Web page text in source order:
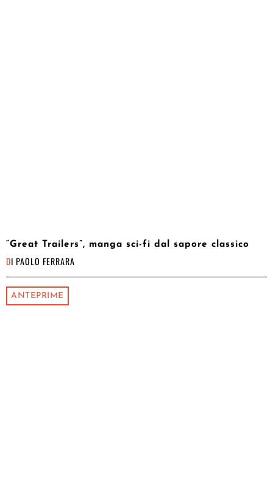
“Great Trailers”, manga sci-fi dal sapore classico
DI PAOLO FERRARA
ANTEPRIME